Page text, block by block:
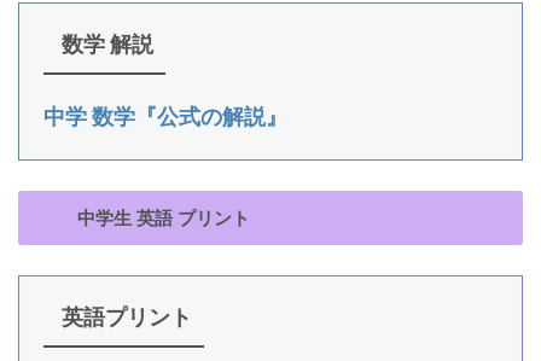
数学 解説
中学 数学『公式の解説』
中学生 英語 プリント
英語プリント